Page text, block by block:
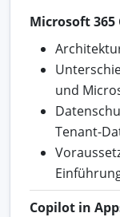
Microsoft
und
Tenant-
Copilot in